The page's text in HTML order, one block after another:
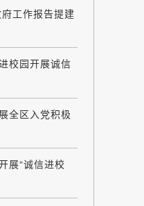
工作报告提建
校园开展诚信
全区入党积极
展“诚信进校